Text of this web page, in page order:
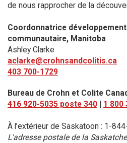
de nous rapprocher de la
Coordonnatrice
communautaire, Manitoba
Ashley Clarke
aclarke@crohnsandcolitis.ca
403 700-1729
Bureau de Crohn et Colite
416 920-5035 poste 340 | 1 800
À l’extérieur de Saskatoon : 1-
L'adresse postale de la